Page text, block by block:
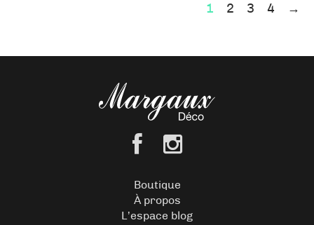
1 2 3 4 →
Boutique
À propos
L’espace blog